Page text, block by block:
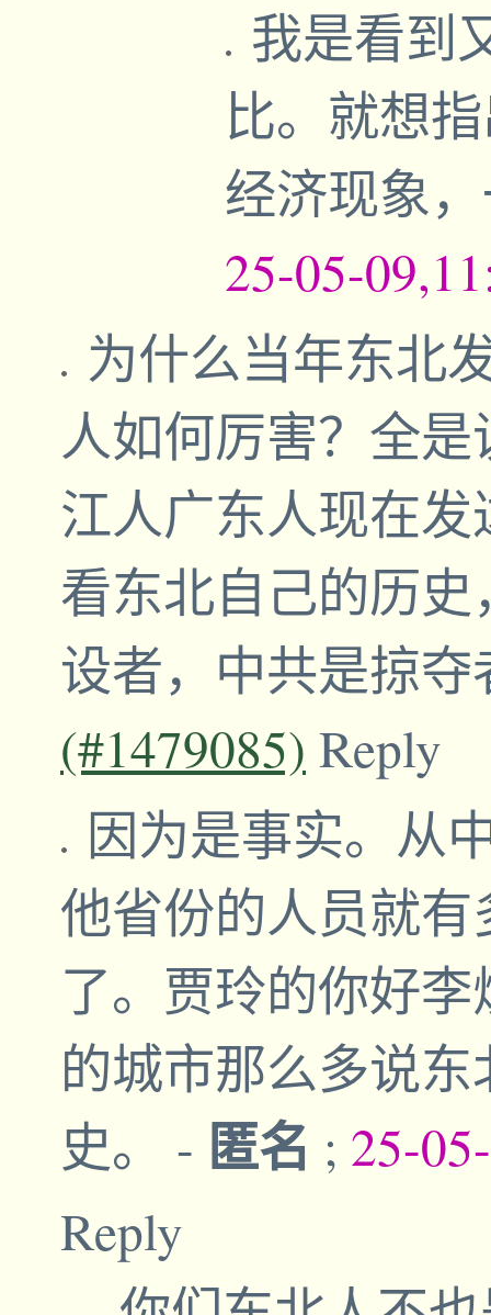
我是看到
比。就想
经济现象
25-05-
为什么当年东北
人如何厉害？全
江人广东人现在
看东北自己的历
设者，中共是掠
(#1479085) Reply
因为是事实。从
他省份的人员就
了。贾玲的你好
的城市那么多说
史。 - 匿名 ; 25-
Reply